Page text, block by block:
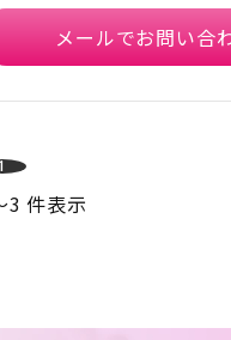
メールでお問い合
3 件表示